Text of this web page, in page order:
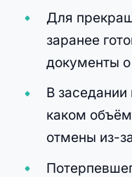
Для
заранее
документы о
В
каком
отмены из-